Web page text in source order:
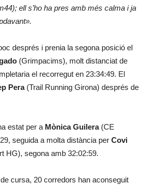
ell s’ho ha pres amb més calma i ja
després i prenia la segona posició el
(Grimpacims), molt distanciat de
el recorregut en 23:34:49. El
Pera(Trail Running Girona) després de
estat per a Mònica Guilera(CE
seguida a molta distància per Covi
HG), segona amb 32:02:59.
cursa, 20 corredors han aconseguit